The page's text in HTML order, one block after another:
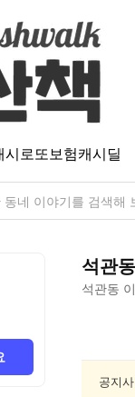
시로또보험캐시딜
석관동
석관동
동
공지